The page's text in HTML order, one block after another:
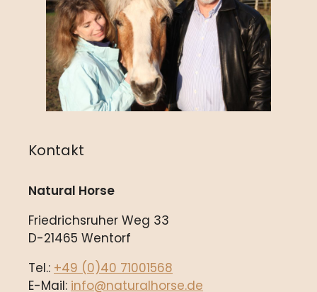
Kontakt
Natural Horse
Friedrichsruher Weg 33
D-21465 Wentorf
Tel.: +49 (0)40 71001568
E-Mail: info@naturalhorse.de